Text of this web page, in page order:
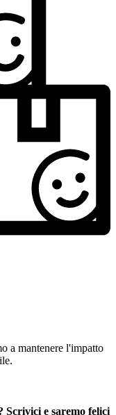
a mantenere l'impatto
e saremo felici